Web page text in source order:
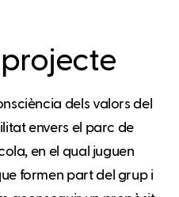
dels valors del
envers el parc de
en el qual juguen
formen part del grup i